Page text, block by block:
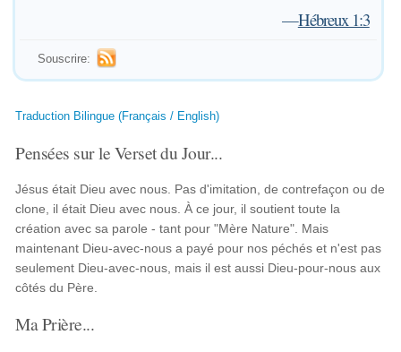
—Hébreux 1:3
Souscrire:
Traduction Bilingue (Français / English)
Pensées sur le Verset du Jour...
Jésus était Dieu avec nous. Pas d'imitation, de contrefaçon ou de
clone, il était Dieu avec nous. À ce jour, il soutient toute la
création avec sa parole - tant pour "Mère Nature". Mais
maintenant Dieu-avec-nous a payé pour nos péchés et n'est pas
seulement Dieu-avec-nous, mais il est aussi Dieu-pour-nous aux
côtés du Père.
Ma Prière...